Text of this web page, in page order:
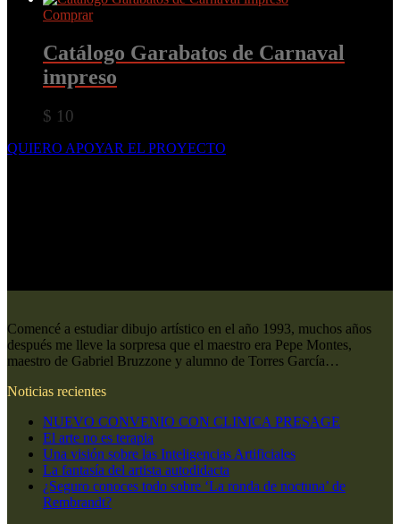
Comprar
Catálogo Garabatos de Carnaval
impreso
$ 10
QUIERO APOYAR EL PROYECTO
Comencé a estudiar dibujo artístico en el año 1993, muchos años
después me lleve la sorpresa que el maestro era Pepe Montes,
maestro de Gabriel Bruzzone y alumno de Torres García…
Noticias recientes
NUEVO CONVENIO CON CLINICA PRESAGE
El arte no es terapia
Una visión sobre las Inteligencias Artificiales
La fantasía del artista autodidacta
¿Seguro conoces todo sobre ‘La ronda de noctuna’ de
Rembrandt?